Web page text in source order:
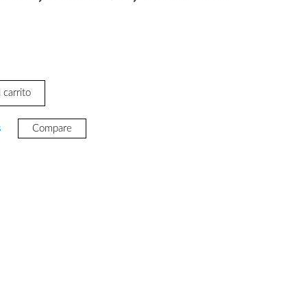
carrito
Compare